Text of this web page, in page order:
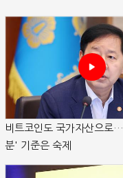
비트코인도 국가자산으로
분' 기준은 숙제